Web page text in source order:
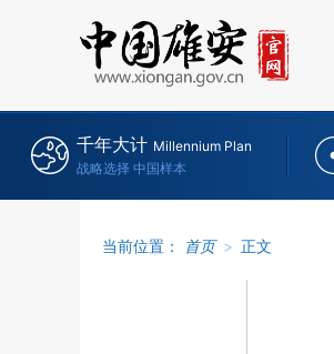
千年大计 Millennium Plan
战略选择 中国样本
当前位置： 首页 > 正文